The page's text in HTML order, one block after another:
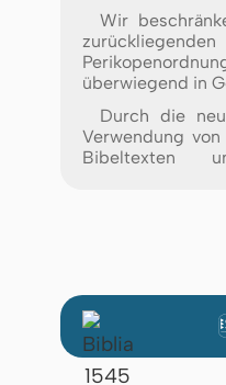
Wir
überwiegend in
Durch die
Verwendung von
Bibeltexten